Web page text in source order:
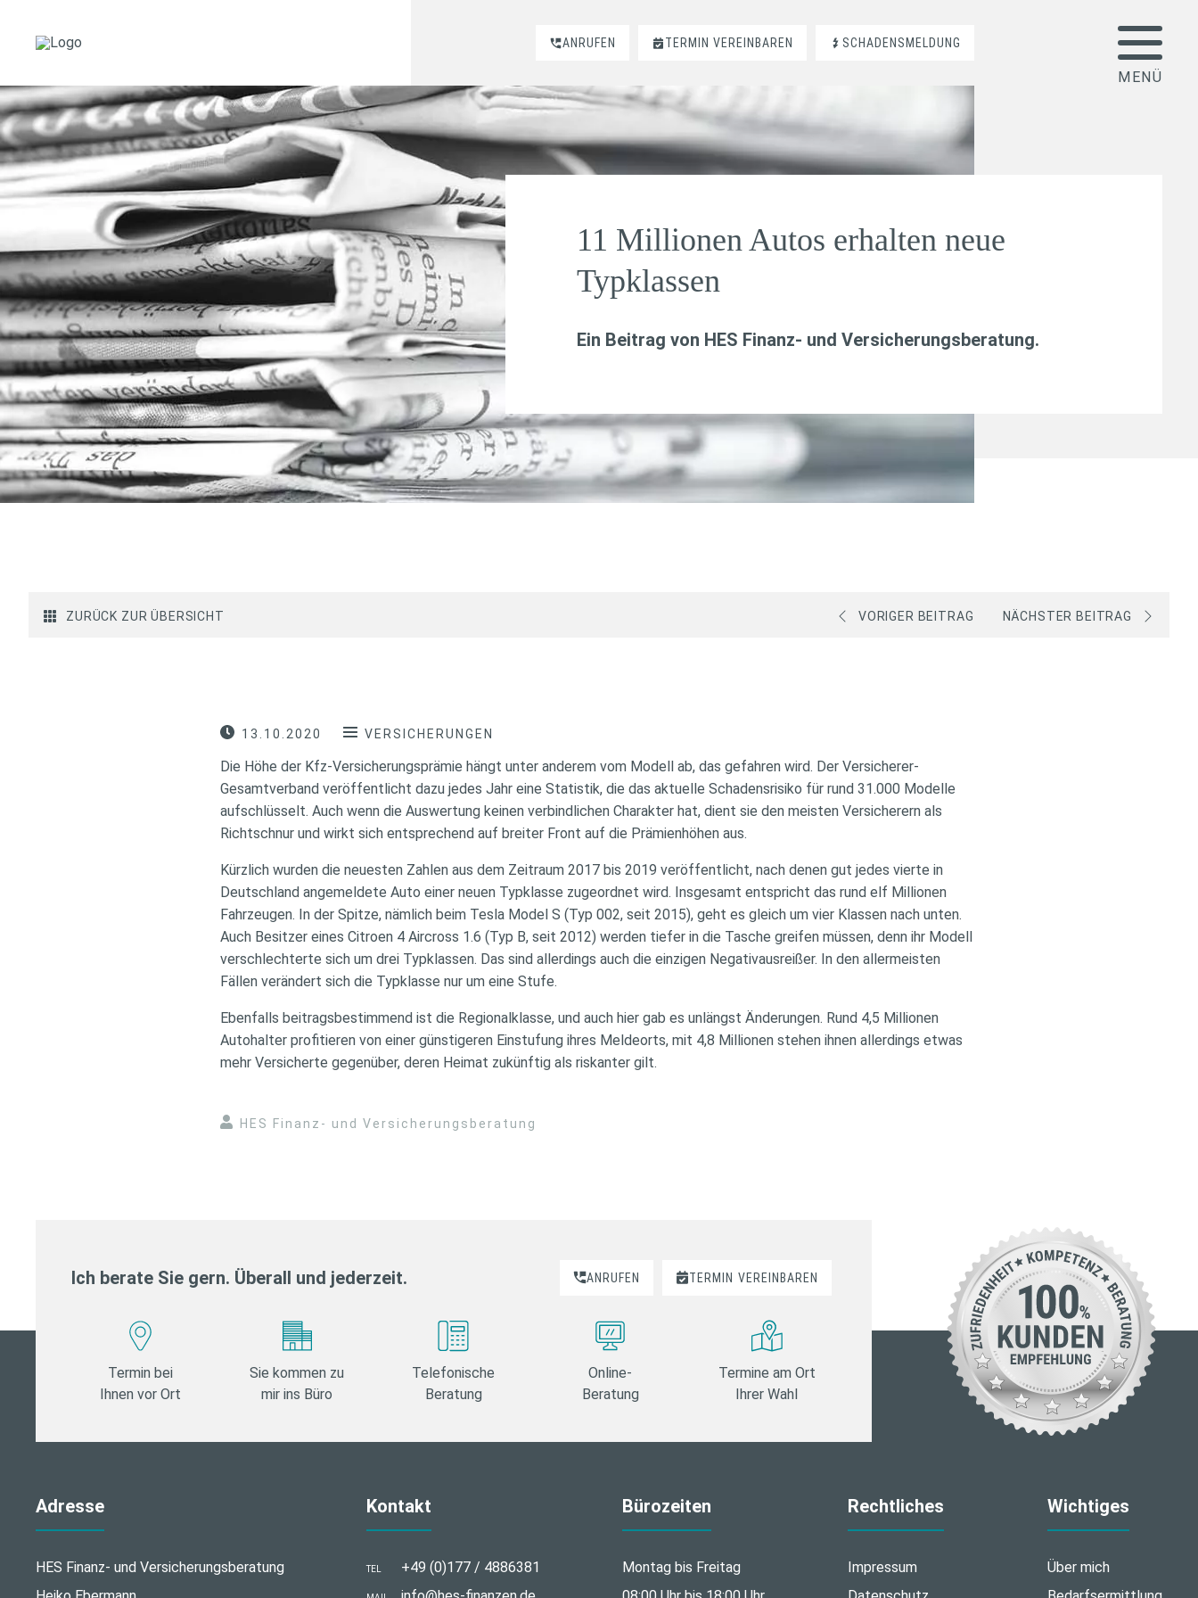
ANRUFEN TERMIN VEREINBAREN SCHADENSMELDUNG
11 Millionen Autos erhalten neue
Typklassen
Ein Beitrag von HES Finanz- und Versicherungsberatung.
ZURÜCK ZUR ÜBERSICHT VORIGER BEITRAG NÄCHSTER BEITRAG
13.10.2020 VERSICHERUNGEN
Die Höhe der Kfz-Versicherungsprämie hängt unter anderem vom Modell ab, das gefahren wird. Der Versicherer-
Gesamtverband veröffentlicht dazu jedes Jahr eine Statistik, die das aktuelle Schadensrisiko für rund 31.000 Modelle
aufschlüsselt. Auch wenn die Auswertung keinen verbindlichen Charakter hat, dient sie den meisten Versicherern als
Richtschnur und wirkt sich entsprechend auf breiter Front auf die Prämienhöhen aus.
Kürzlich wurden die neuesten Zahlen aus dem Zeitraum 2017 bis 2019 veröffentlicht, nach denen gut jedes vierte in
Deutschland angemeldete Auto einer neuen Typklasse zugeordnet wird. Insgesamt entspricht das rund elf Millionen
Fahrzeugen. In der Spitze, nämlich beim Tesla Model S (Typ 002, seit 2015), geht es gleich um vier Klassen nach unten.
Auch Besitzer eines Citroen 4 Aircross 1.6 (Typ B, seit 2012) werden tiefer in die Tasche greifen müssen, denn ihr Modell
verschlechterte sich um drei Typklassen. Das sind allerdings auch die einzigen Negativausreißer. In den allermeisten
Fällen verändert sich die Typklasse nur um eine Stufe.
Ebenfalls beitragsbestimmend ist die Regionalklasse, und auch hier gab es unlängst Änderungen. Rund 4,5 Millionen
Autohalter profitieren von einer günstigeren Einstufung ihres Meldeorts, mit 4,8 Millionen stehen ihnen allerdings etwas
mehr Versicherte gegenüber, deren Heimat zukünftig als riskanter gilt.
HES Finanz- und Versicherungsberatung
Ich berate Sie gern. Überall und jederzeit. ANRUFEN TERMIN VEREINBAREN
Termin bei
Ihnen vor Ort
Sie kommen zu
mir ins Büro
Telefonische
Beratung
Online-
Beratung
Termine am Ort
Ihrer Wahl
Adresse
HES Finanz- und Versicherungsberatung
Kontakt
TEL +49 (0)177 / 4886381
Bürozeiten
Montag bis Freitag
Rechtliches
Impressum
Wichtiges
Über mich